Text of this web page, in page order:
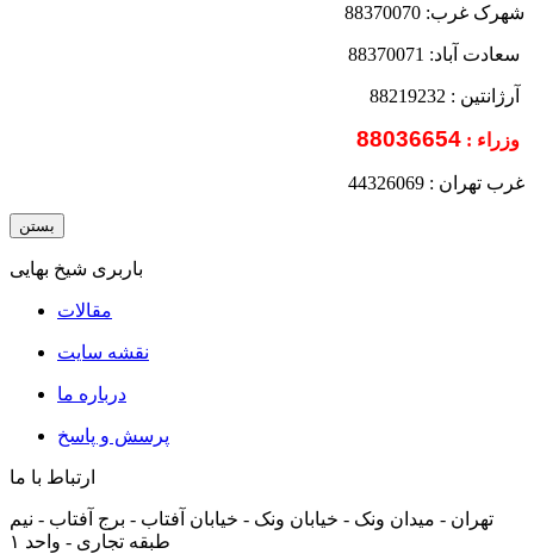
شهرک غرب: 88370070
سعادت آباد: 88370071
آرژانتین : 88219232
وزراء : 88036654
غرب تهران : 44326069
بستن
باربری شیخ بهایی
مقالات
نقشه سایت
درباره ما
پرسش و پاسخ
ارتباط با ما
تهران - میدان ونک - خیابان ونک - خیابان آفتاب - برج آفتاب - نیم
طبقه تجاری - واحد ۱